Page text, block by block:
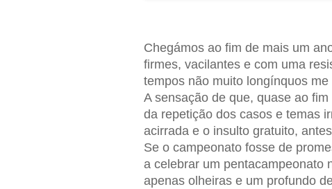
Chegámos ao fim de mais um
firmes, vacilantes e com uma
tempos não muito longínquos
A sensação de que, quase ao
da repetição dos casos e temas
acirrada e o insulto gratuito,
Se o campeonato fosse de
a celebrar um pentacampeonato
apenas olheiras e um profundo